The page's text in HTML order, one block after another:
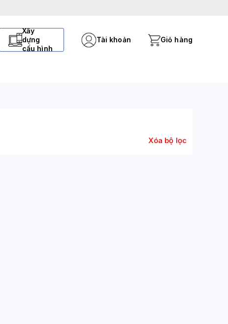
Xây
dựng
cấu hình
Tài khoản Giỏ hàng
Xóa bộ lọc